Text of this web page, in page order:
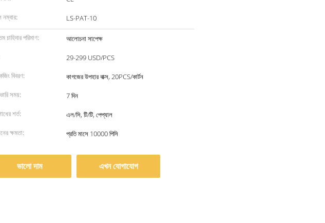
নম্বার:
LS-PAT-10
চাহিদার পরিমাণ:
আলোচনা সাপেক্ষ
29-299 USD/PCS
বিবরণ:
কাগজের উপহার বাক্স, 20PCS/কার্টন
সময়:
7 দিন
শর্ত:
এল/সি, টি/টি, পেপ্যাল
ক্ষমতা:
প্রতি মাসে 10000 পিসি
ভালো দাম এখন যোগাযোগ